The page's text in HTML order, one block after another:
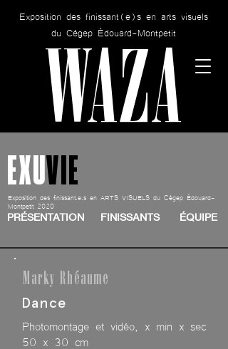
Exposition des finissant(e)s en arts visuels
du Cégep Édouard-Montpetit
WAZA
EXUVIE
Exposition des finissant.e.s en ARTS VISUELS du Cégep Édouard-
Montpetit 2020
PRÉSENTATION FINISSANTS ÉQUIPE
Marky Rhéaume
Dance
Photomontage et vidéo, x min x sec
50 x 30 cm